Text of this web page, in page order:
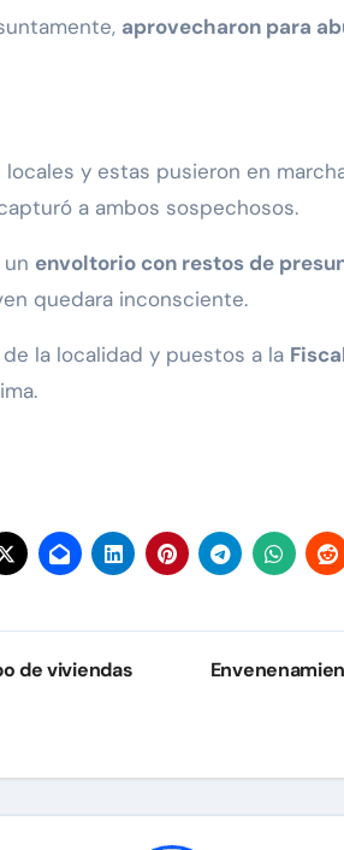
aprovecharon para
y estas pusieron en
a ambos sospechosos.
envoltorio con restos de
quedara inconsciente.
la localidad y puestos a la
de viviendas